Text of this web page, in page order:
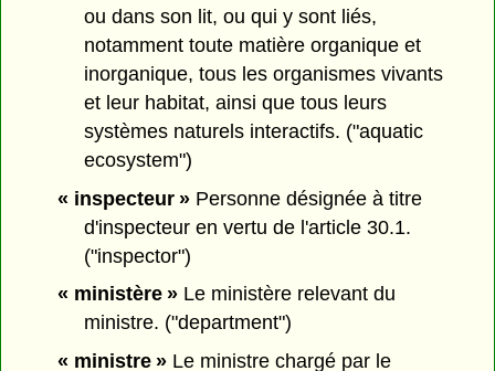
ou dans son lit, ou qui y sont liés,
notamment toute matière organique et
inorganique, tous les organismes vivants
et leur habitat, ainsi que tous leurs
systèmes naturels interactifs. ("aquatic
ecosystem")
« inspecteur » Personne désignée à titre
d'inspecteur en vertu de l'article 30.1.
("inspector")
« ministère » Le ministère relevant du
ministre. ("department")
« ministre »Le ministre chargé par le